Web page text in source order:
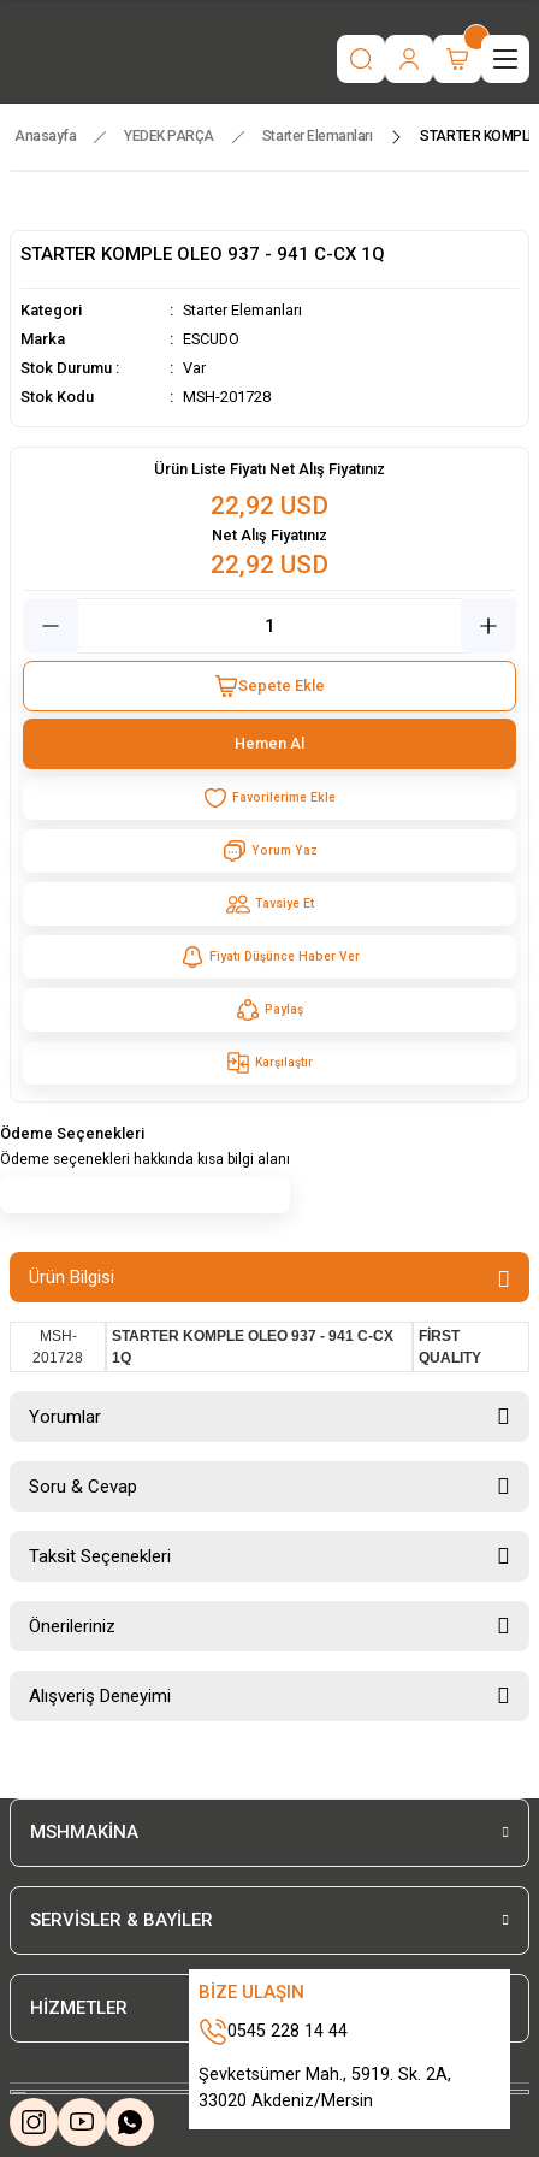
geneli hızlı teslimat.”
İşcinin nefesi , Makinanın Kuvveti ! MSH MAKİNA
Beygir 3+1 Çapa Makinası ile artık yorulmak yok !
Tüm yedek parçalarda ithalat fiyatları, fırsatlardan yararlanmak için
temsilcinizle iletişime geçin!
Anasayfa YEDEK PARÇA Starter Elemanları STARTER
STARTER KOMPLE OLEO 937 - 941 C-CX 1Q
Kategori
Starter Elemanları
Marka
ESCUDO
Stok Durumu :
Var
Stok Kodu
MSH-201728
Ürün Liste Fiyatı Net Alış Fiyatınız
22,92 USD
Net Alış Fiyatınız
22,92 USD
Sepete Ekle
Hemen Al
Yorum Yaz
Tavsiye Et
Fiyatı Düşünce Haber Ver
Paylaş
Karşılaştır
Ödeme Seçenekleri
Ödeme seçenekleri hakkında kısa bilgi alanı
Ürün Bilgisi
MSH-
201728
STARTER KOMPLE OLEO 937 - 941 C-CX
1Q
FİRST
QUALITY
Yorumlar
Soru & Cevap
Taksit Seçenekleri
Önerileriniz
yetersiz gördüğünüz noktaları öneri formunu kullanarak tarafımıza
Ürün fiyatı diğer sitelerden daha pahalı.
Gönder
Alışveriş Deneyimi
Deneyimini Paylaş
MSHMAKİNA
SERVİSLER & BAYİLER
HİZMETLER
BİZE ULAŞIN
0545 228 14 44
Şevketsümer Mah., 5919. Sk. 2A,
33020 Akdeniz/Mersin